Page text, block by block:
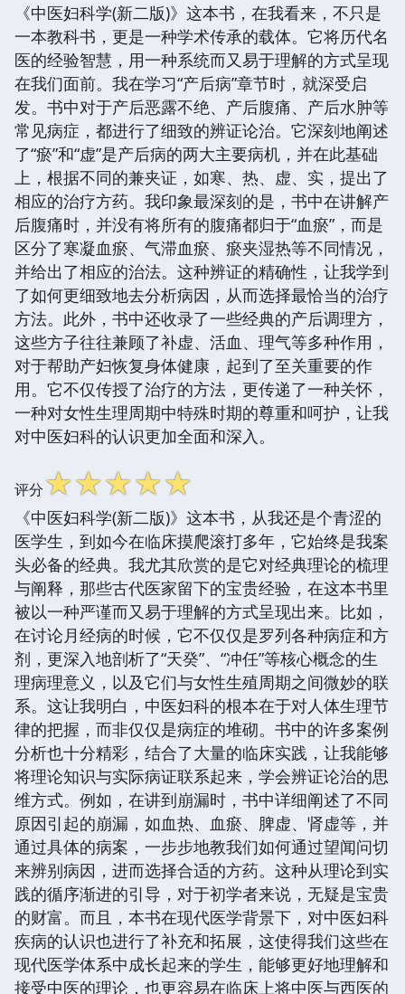
《中医妇科学(新二版)》这本书，在我看来，不只是
一本教科书，更是一种学术传承的载体。它将历代名
医的经验智慧，用一种系统而又易于理解的方式呈现
在我们面前。我在学习“产后病”章节时，就深受启
发。书中对于产后恶露不绝、产后腹痛、产后水肿等
常见病症，都进行了细致的辨证论治。它深刻地阐述
了“瘀”和“虚”是产后病的两大主要病机，并在此基础
上，根据不同的兼夹证，如寒、热、虚、实，提出了
相应的治疗方药。我印象最深刻的是，书中在讲解产
后腹痛时，并没有将所有的腹痛都归于“血瘀”，而是
区分了寒凝血瘀、气滞血瘀、瘀夹湿热等不同情况，
并给出了相应的治法。这种辨证的精确性，让我学到
了如何更细致地去分析病因，从而选择最恰当的治疗
方法。此外，书中还收录了一些经典的产后调理方，
这些方子往往兼顾了补虚、活血、理气等多种作用，
对于帮助产妇恢复身体健康，起到了至关重要的作
用。它不仅传授了治疗的方法，更传递了一种关怀，
一种对女性生理周期中特殊时期的尊重和呵护，让我
对中医妇科的认识更加全面和深入。
评分☆☆☆☆☆
《中医妇科学(新二版)》这本书，从我还是个青涩的
医学生，到如今在临床摸爬滚打多年，它始终是我案
头必备的经典。我尤其欣赏的是它对经典理论的梳理
与阐释，那些古代医家留下的宝贵经验，在这本书里
被以一种严谨而又易于理解的方式呈现出来。比如，
在讨论月经病的时候，它不仅仅是罗列各种病症和方
剂，更深入地剖析了“天癸”、“冲任”等核心概念的生
理病理意义，以及它们与女性生殖周期之间微妙的联
系。这让我明白，中医妇科的根本在于对人体生理节
律的把握，而非仅仅是病症的堆砌。书中的许多案例
分析也十分精彩，结合了大量的临床实践，让我能够
将理论知识与实际病证联系起来，学会辨证论治的思
维方式。例如，在讲到崩漏时，书中详细阐述了不同
原因引起的崩漏，如血热、血瘀、脾虚、肾虚等，并
通过具体的病案，一步步地教我们如何通过望闻问切
来辨别病因，进而选择合适的方药。这种从理论到实
践的循序渐进的引导，对于初学者来说，无疑是宝贵
的财富。而且，本书在现代医学背景下，对中医妇科
疾病的认识也进行了补充和拓展，这使得我们这些在
现代医学体系中成长起来的学生，能够更好地理解和
接受中医的理论，也更容易在临床上将中医与西医的